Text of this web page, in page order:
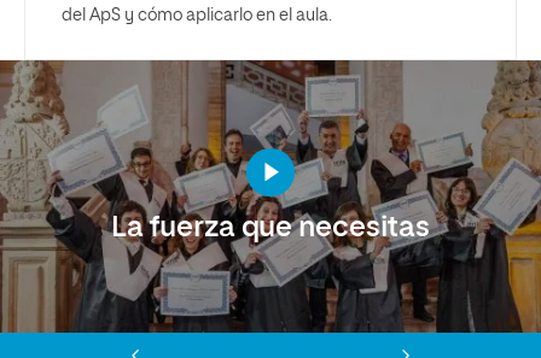
del ApS y cómo aplicarlo en el aula.
La fuerza que necesitas